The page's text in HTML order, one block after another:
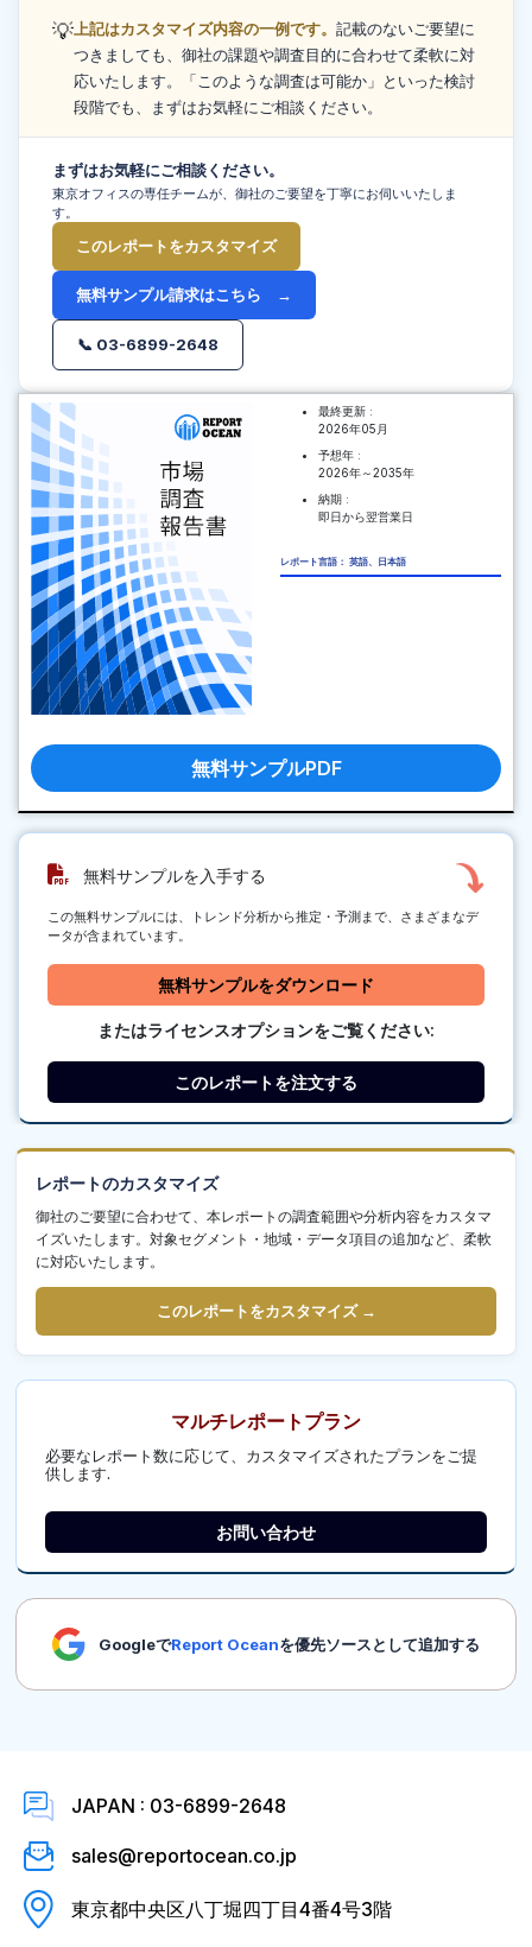
💡上記はカスタマイズ内容の一例です。 記載のないご要望に
つきましても、御社の課題や調査目的に合わせて柔軟に対
応いたします。「このような調査は可能か」といった検討
段階でも、まずはお気軽にご相談ください。
まずはお気軽にご相談ください。
東京オフィスの専任チームが、御社のご要望を丁寧にお伺いいたしま
す。
このレポートをカスタマイズ
無料サンプル請求はこちら →
📞 03-6899-2648
最終更新 :
2026年05月
予想年 :
2026年～2035年
納期 :
即日から翌営業日
レポート言語： 英語、日本語
無料サンプルPDF
無料サンプルを入手する
この無料サンプルには、トレンド分析から推定・予測まで、さまざまなデ
ータが含まれています。
無料サンプルをダウンロード
またはライセンスオプションをご覧ください:
このレポートを注文する
レポートのカスタマイズ
御社のご要望に合わせて、本レポートの調査範囲や分析内容をカスタマ
イズいたします。対象セグメント・地域・データ項目の追加など、柔軟
に対応いたします。
このレポートをカスタマイズ →
マルチレポートプラン
必要なレポート数に応じて、カスタマイズされたプランをご提
供します.
お問い合わせ
GoogleでReport Oceanを優先ソースとして追加する
JAPAN : 03-6899-2648
sales@reportocean.co.jp
東京都中央区八丁堀四丁目4番4号3階